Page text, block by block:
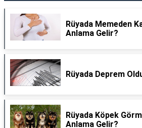
Rüyada Memeden
Anlama Gelir?
Rüyada Deprem
Rüyada Köpek
Anlama Gelir?